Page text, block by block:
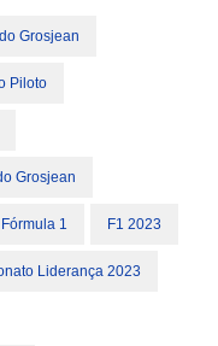
Grosjean
Piloto
Grosjean
1 F1 2023
Liderança 2023